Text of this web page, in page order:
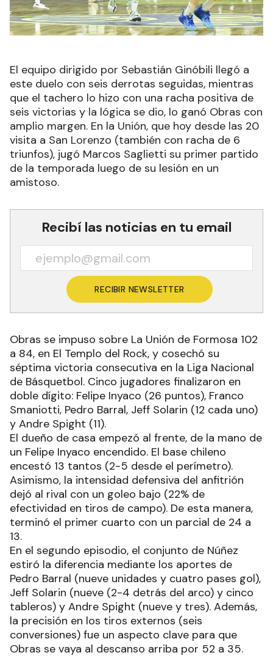
El equipo dirigido por Sebastián Ginóbili llegó a
este duelo con seis derrotas seguidas, mientras
que el tachero lo hizo con una racha positiva de
seis victorias y la lógica se dio, lo ganó Obras con
amplio margen. En la Unión, que hoy desde las 20
visita a San Lorenzo (también con racha de 6
triunfos), jugó Marcos Saglietti su primer partido
de la temporada luego de su lesión en un
amistoso.
Recibí las noticias en tu email
RECIBIR NEWSLETTER
Obras se impuso sobre La Unión de Formosa 102
a 84, en El Templo del Rock, y cosechó su
séptima victoria consecutiva en la Liga Nacional
de Básquetbol. Cinco jugadores finalizaron en
doble dígito: Felipe Inyaco (26 puntos), Franco
Smaniotti, Pedro Barral, Jeff Solarin (12 cada uno)
y Andre Spight (11).
El dueño de casa empezó al frente, de la mano de
un Felipe Inyaco encendido. El base chileno
encestó 13 tantos (2-5 desde el perímetro).
Asimismo, la intensidad defensiva del anfitrión
dejó al rival con un goleo bajo (22% de
efectividad en tiros de campo). De esta manera,
terminó el primer cuarto con un parcial de 24 a
13.
En el segundo episodio, el conjunto de Núñez
estiró la diferencia mediante los aportes de
Pedro Barral (nueve unidades y cuatro pases gol),
Jeff Solarin (nueve (2-4 detrás del arco) y cinco
tableros) y Andre Spight (nueve y tres). Además,
la precisión en los tiros externos (seis
conversiones) fue un aspecto clave para que
Obras se vaya al descanso arriba por 52 a 35.